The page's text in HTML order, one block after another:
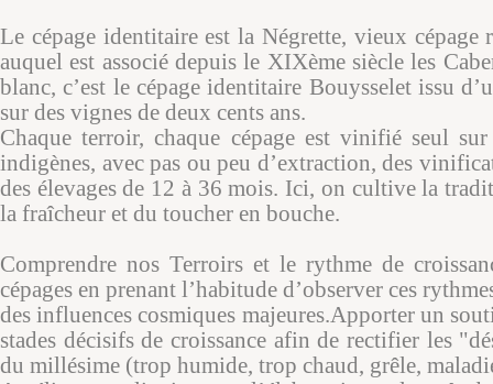
Le cépage identitaire est la Négrette, vieux cépage
auquel est associé depuis le XIXème siècle les
blanc, c’est le cépage identitaire Bouysselet issu
sur des vignes de deux cents ans.
Chaque terroir, chaque cépage est vinifié seul
indigènes, avec pas ou peu d’extraction, des
des élevages de 12 à 36 mois. Ici, on cultive la
la fraîcheur et du toucher en bouche.
Comprendre nos Terroirs et le rythme de
cépages en prenant l’habitude d’observer ces
des influences cosmiques majeures.Apporter un
stades décisifs de croissance afin de rectifier les
du millésime (trop humide, trop chaud, grêle,